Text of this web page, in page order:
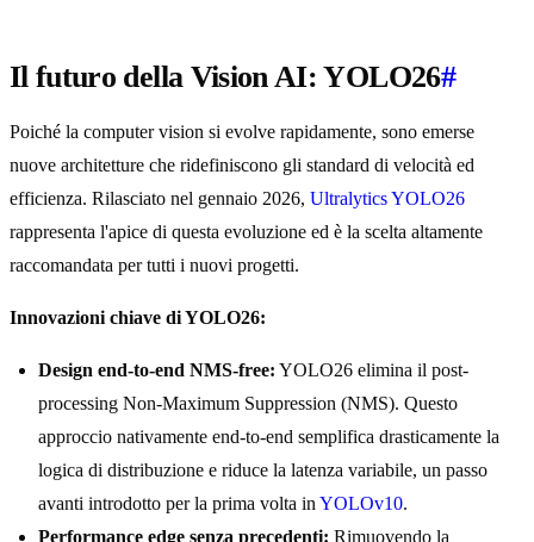
Il futuro della Vision AI: YOLO26#
Poiché la computer vision si evolve rapidamente, sono emerse
nuove architetture che ridefiniscono gli standard di velocità ed
efficienza. Rilasciato nel gennaio 2026, Ultralytics YOLO26
rappresenta l'apice di questa evoluzione ed è la scelta altamente
raccomandata per tutti i nuovi progetti.
Innovazioni chiave di YOLO26:
Design end-to-end NMS-free: YOLO26 elimina il post-
processing Non-Maximum Suppression (NMS). Questo
approccio nativamente end-to-end semplifica drasticamente la
logica di distribuzione e riduce la latenza variabile, un passo
avanti introdotto per la prima volta in YOLOv10.
Performance edge senza precedenti: Rimuovendo la